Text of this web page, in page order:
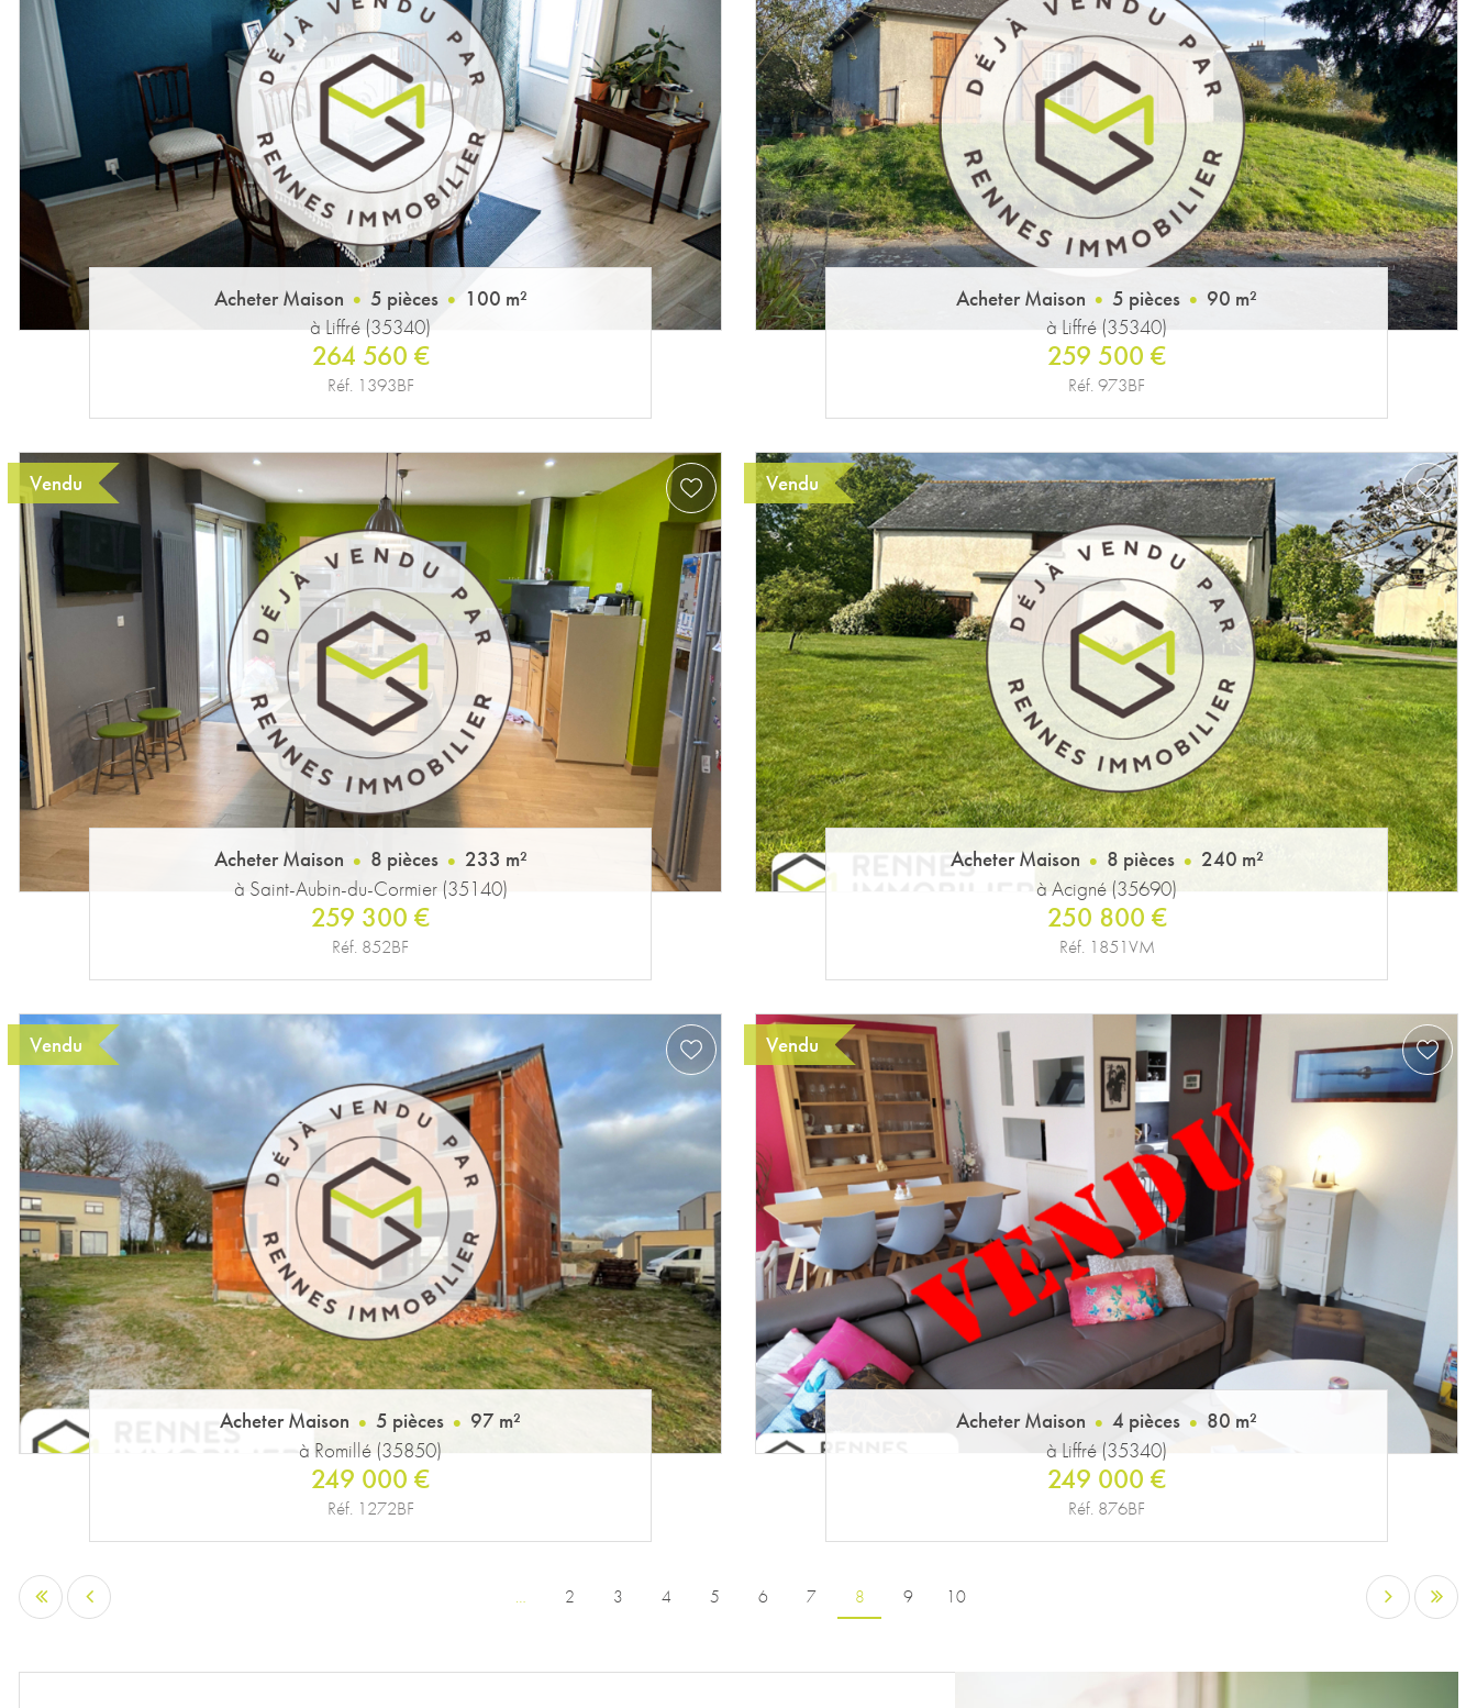
Acheter Maison 5 pièces
100 m²
à Liffré (35340)
264 560 €
Réf. 1393BF
Acheter Maison 5 pièces
90 m²
à Liffré (35340)
259 500 €
Réf. 973BF
Vendu
Acheter Maison 8 pièces
233 m²
à Saint-Aubin-du-Cormier (35140)
259 300 €
Réf. 852BF
Vendu
Acheter Maison 8 pièces
240 m²
à Acigné (35690)
250 800 €
Réf. 1851VM
Vendu
Acheter Maison 5 pièces
97 m²
à Romillé (35850)
249 000 €
Réf. 1272BF
Vendu
Acheter Maison 4 pièces
80 m²
à Liffré (35340)
249 000 €
Réf. 876BF
… 2 3 4 5 6 7 8 9 10